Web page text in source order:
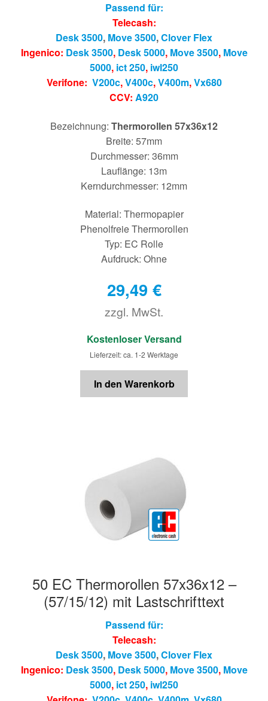
Passend für:
Telecash:
Desk 3500, Move 3500,Clover Flex
Ingenico: Desk 3500, Desk 5000, Move 3500, Move
5000, ict 250, iwl250
Verifone: V200c,V400c,V400m,Vx680
CCV: A920
Bezeichnung: Thermorollen 57x36x12
Breite: 57mm
Durchmesser: 36mm
Lauflänge: 13m
Kerndurchmesser: 12mm
Material: Thermopapier
Phenolfreie Thermorollen
Typ: EC Rolle
Aufdruck: Ohne
29,49 €
zzgl. MwSt.
€
Kostenloser Versand
Lieferzeit: ca. 1-2 Werktage
In den Warenkorb
50 EC Thermorollen 57x36x12 –
(57/15/12) mit Lastschrifttext
Passend für:
Telecash:
Desk 3500, Move 3500,Clover Flex
Ingenico: Desk 3500, Desk 5000, Move 3500, Move
5000, ict 250, iwl250